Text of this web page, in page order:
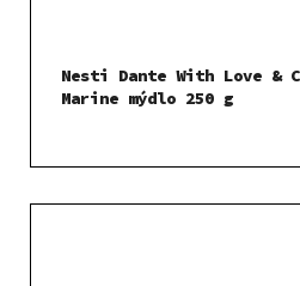
Nesti Dante With Love &
Marine mýdlo 250 g